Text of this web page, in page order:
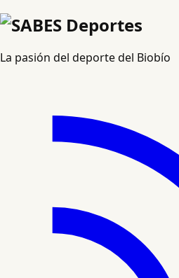
La pasión del deporte del Biobío